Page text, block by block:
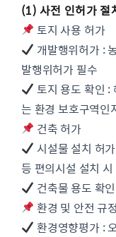
(1) 사전 인허가 절
토지 사용 허가
개발행위허가 :
발행위허가 필수
토지 용도 확인 :
는 환경 보호구역인
건축 허가
시설물 설치 허
등 편의시설 설치
건축물 용도 확
환경 및 안전 규
환경영향평가 :